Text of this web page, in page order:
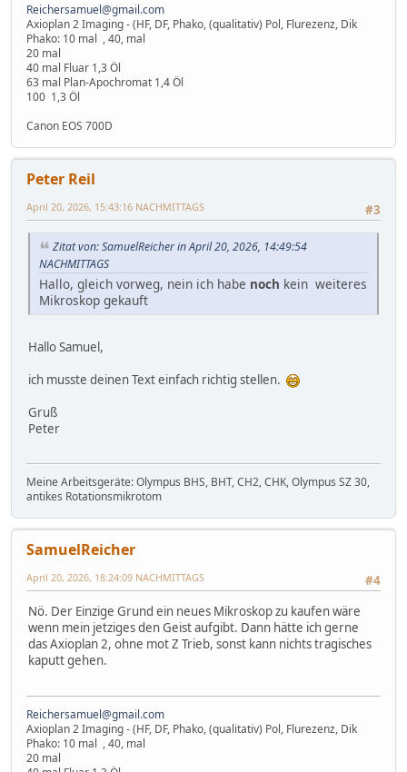
Reichersamuel@gmail.com
Axioplan 2 Imaging - (HF, DF, Phako, (qualitativ) Pol, Flurezenz, Dik
Phako: 10 mal , 40, mal
20 mal
40 mal Fluar 1,3 Öl
63 mal Plan-Apochromat 1,4 Öl
100 1,3 Öl
Canon EOS 700D
Peter Reil
#3
April 20, 2026, 15:43:16 NACHMITTAGS
Zitat von: SamuelReicher in April 20, 2026, 14:49:54
NACHMITTAGS
Hallo, gleich vorweg, nein ich habe noch kein weiteres
Mikroskop gekauft
Hallo Samuel,
ich musste deinen Text einfach richtig stellen.
Gruß
Peter
Meine Arbeitsgeräte: Olympus BHS, BHT, CH2, CHK, Olympus SZ 30,
antikes Rotationsmikrotom
SamuelReicher
#4
April 20, 2026, 18:24:09 NACHMITTAGS
Nö. Der Einzige Grund ein neues Mikroskop zu kaufen wäre
wenn mein jetziges den Geist aufgibt. Dann hätte ich gerne
das Axioplan 2, ohne mot Z Trieb, sonst kann nichts tragisches
kaputt gehen.
Reichersamuel@gmail.com
Axioplan 2 Imaging - (HF, DF, Phako, (qualitativ) Pol, Flurezenz, Dik
Phako: 10 mal , 40, mal
20 mal